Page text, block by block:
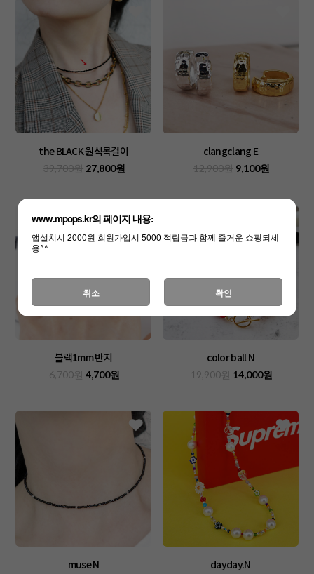
the BLACK 원석목걸이
39,700원 27,800원
clangclang E
12,900원 9,100원
블랙1mm 반지
6,700원4,700원
color ball N
19,900원 14,000원
muse N dayday.N
www.mpops.kr의 페이지 내용:
앱설치시 2000원 회원가입시 5000 적립금과 함께 즐거운 쇼핑되세
용^^
취소 확인